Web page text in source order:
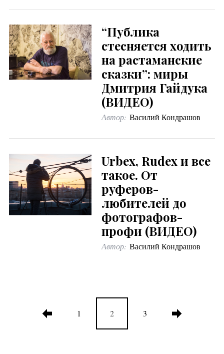
“Публика
стесняется ходить
на растаманские
сказки”: миры
Дмитрия Гайдука
(ВИДЕО)
Автор: Василий Кондрашов
Urbex, Rudex и все
такое. От
руферов-
любителей до
фотографов-
профи (ВИДЕО)
Автор: Василий Кондрашов
1 2 3